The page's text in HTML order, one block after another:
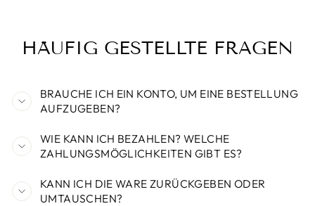
HÄUFIG GESTELLTE FRAGEN
BRAUCHE ICH EIN KONTO, UM EINE BESTELLUNG
AUFZUGEBEN?
WIE KANN ICH BEZAHLEN? WELCHE
ZAHLUNGSMÖGLICHKEITEN GIBT ES?
KANN ICH DIE WARE ZURÜCKGEBEN ODER
UMTAUSCHEN?